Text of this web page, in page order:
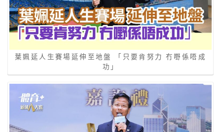
葉姵延人生賽場延伸至地盤 「只要肯努力 冇嘢係唔成
功」